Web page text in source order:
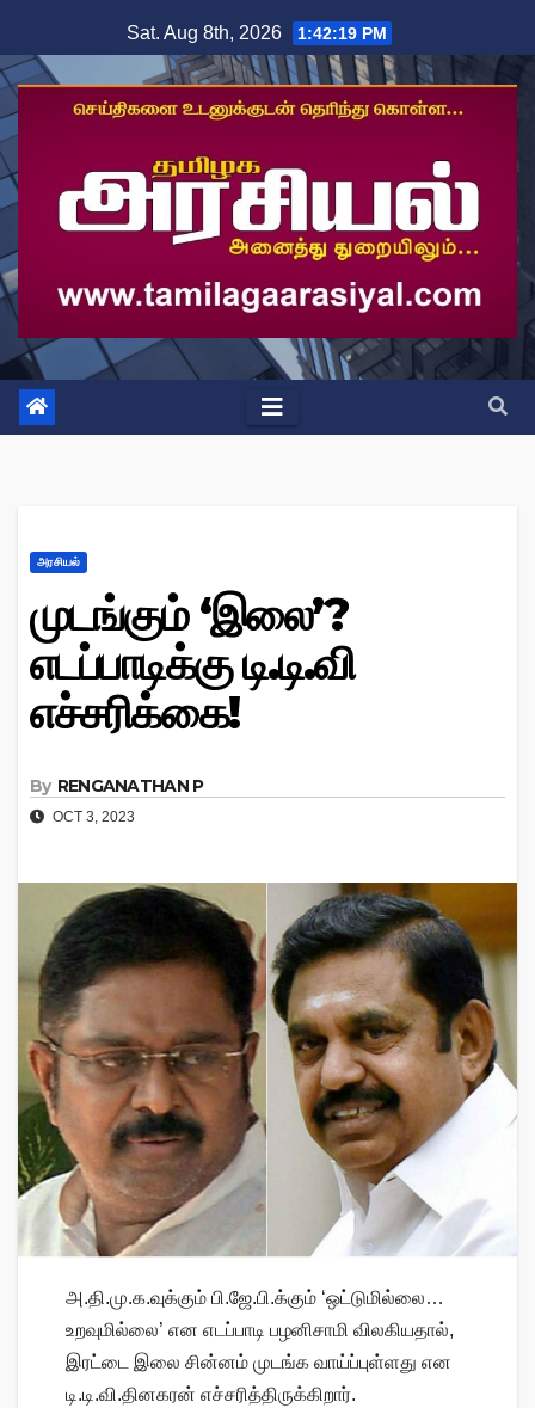
to
content
Sat. Aug 8th, 2026 1:42:20 PM
அரசியல்
முடங்கும் ‘இலை’?
எடப்பாடிக்கு டி.டி.வி
எச்சரிக்கை!
By RENGANATHAN P
OCT 3, 2023
அ.தி.மு.க.வுக்கும் பி.ஜே.பி.க்கும் ‘ஒட்டுமில்லை…
உறவுமில்லை’ என எடப்பாடி பழனிசாமி விலகியதால்,
இரட்டை இலை சின்னம் முடங்க வாய்ப்புள்ளது என
டி.டி.வி.தினகரன் எச்சரித்திருக்கிறார்.